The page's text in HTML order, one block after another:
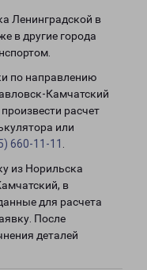
Ленинградской в
в другие города
по направлению
Камчатский
расчет
или
660-11-11
из Норильска
в
для расчета
После
деталей